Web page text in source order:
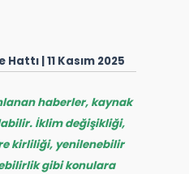
| 11 Kasım 2025
haberler, kaynak
İklim değişikliği,
kirliliği, yenilenebilir
gibi konulara